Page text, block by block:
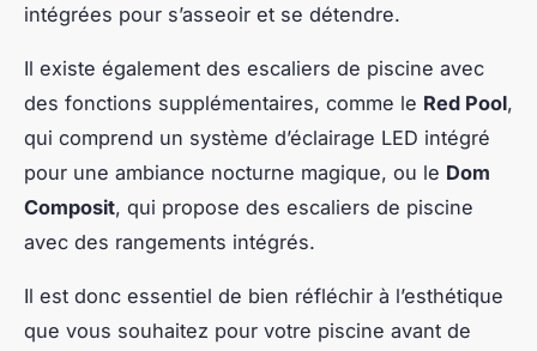
intégrées pour s’asseoir et se détendre.
Il existe également des escaliers de piscine avec
des fonctions supplémentaires, comme le Red Pool,
qui comprend un système d’éclairage LED intégré
pour une ambiance nocturne magique, ou le Dom
Composit, qui propose des escaliers de piscine
avec des rangements intégrés.
Il est donc essentiel de bien réfléchir à l’esthétique
que vous souhaitez pour votre piscine avant de